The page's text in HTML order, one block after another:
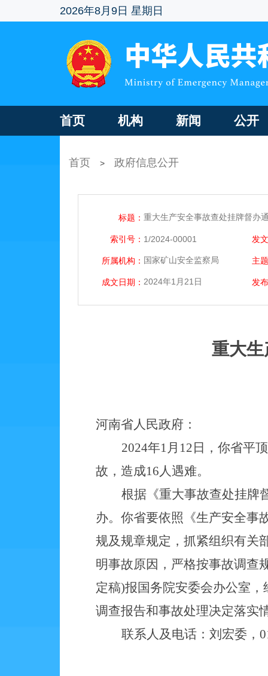
2026年8月9日 星期日
首页 机构 新闻 公开
首页 > 政府信息公开
标题： 重大生产安全事故查处挂牌督办
索引号： 1/2024-00001 发
所属机构： 国家矿山安全监察局 主
成文日期： 2024年1月21日 发
重大
河南省人民政府：
2024年1月 12 日，你省平
故 ，造成16人遇难。
根据《重大事故查处挂牌
办。你省要依照《生产安全事
规及规章规定 ， 抓紧组织有关
明事故原因， 严格按事故调查
定稿)报国务院安委会办公室
调查报告和事故处理决定落实
联系人及电话：刘宏委，